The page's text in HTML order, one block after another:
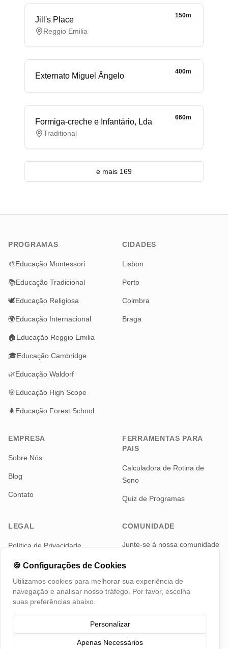
150m
Jill's Place
Reggio Emilia
400m
Externato Miguel Ângelo
660m
Formiga-creche e Infantário, Lda
Traditional
e mais 169
PROGRAMAS
🎨Educação Montessori
📚Educação Tradicional
🕊️Educação Religiosa
🌍Educação Internacional
🏠Educação Reggio Emilia
🎓Educação Cambridge
🌿Educação Waldorf
🎯Educação High Scope
🌲Educação Forest School
CIDADES
Lisbon
Porto
Coimbra
Braga
EMPRESA
Sobre Nós
Blog
Contato
FERRAMENTAS PARA
PAIS
Calculadora de Rotina de
Sono
Quiz de Programas
LEGAL
Política de Privacidade
Termos de Serviço
COMUNIDADE
Junte-se à nossa comunidade
atualizações
Telegram
TotMap, Todos os direitos reservados
🍪 Configurações de Cookies
Utilizamos cookies para melhorar sua experiência de
navegação e analisar nosso tráfego. Por favor, escolha
suas preferências abaixo.
Personalizar
Apenas Necessários